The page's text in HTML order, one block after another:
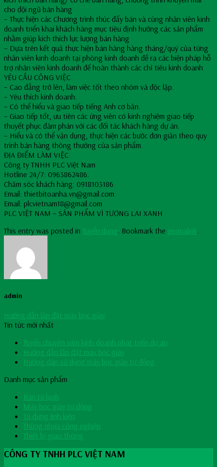
cho đội ngũ bán hàng
– Thực hiện các Chương trình thúc đẩy bán và cùng nhân viên kinh
doanh triển khai khách hàng mục tiêu định hướng các sản phẩm
nhằm giúp kích thích lực lượng bán hàng
– Dựa trên kết quả thực hiện bán hàng hàng tháng/quý của từng
nhân viên kinh doanh tại phòng kinh doanh đề ra các biện pháp hỗ
trợ nhân viên kinh doanh để hoàn thành các chỉ tiêu kinh doanh
YÊU CẦU CÔNG VIỆC
– Cao đẳng trở lên, làm việc tốt theo nhóm và độc lập.
– Yêu thích kinh doanh.
– Có thể hiểu và giao tiếp tiếng Anh cơ bản.
– Giao tiếp tốt, ưu tiên các ứng viên có kinh nghiệm giao tiếp
thuyết phục đàm phán với các đối tác khách hàng dự án.
– Hiểu và có thể vận dụng, thực hiện các bước đơn giản theo quy
trình bán hàng thông thường của sản phẩm.
ĐỊA ĐIỂM LÀM VIỆC
Công ty TNHH PLC Việt Nam
Hotline 24/7: 0963862486.
Chăm sóc khách hàng: 0918103186
Email: thietbitoanha.vn@gmail.com
Email: plcvietnam18@gmail.com
PLC VIỆT NAM – SẢN PHẨM VÌ TƯƠNG LAI XANH
This entry was posted in Tuyển dụng . Bookmark the permalink
admin
Hướng dẫn lắp đặt máy bọc giày
Tin tức mới nhất
Tuyển chuyên viên kinh doanh phát triển dự án
Hướng dẫn lắp đặt máy bọc giày
Hướng dân sử dụng máy bọc giày tự động
Danh mục sản phẩm
Bàn tủ lạnh
Máy bọc giày tự động
Tủ đựng linh kiện
Thùng nhựa công nghiệp
Thiết bị giao thông
CÔNG TY TNHH PLC VIỆT NAM